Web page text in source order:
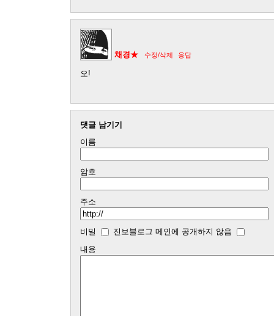
채경★ 수정/삭제 응답
오!
댓글 남기기
이름
암호
주소
비밀
진보블로그 메인에 공개하지 않음
내용